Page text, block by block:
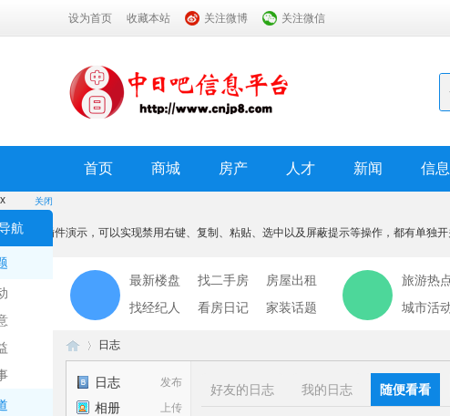
设为首页 收藏本站 关注微博 关注微信
首页 商城 房产 人才 新闻 信息
关闭
航
x
本功能为插件演示，可以实现禁用右键、复制、粘贴、选中以及屏蔽提示等操作，都有单独
我知道了
最新楼盘 找二手房
房屋出租
找经纪人
看房日记 家装话题
旅游热
城市活
日志
发布
日志
上传
相册
好友的日志 我的日志 随便看看